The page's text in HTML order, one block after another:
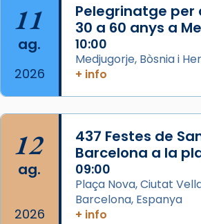
Aquest dilluns, 27 de juliol,
missa d’acció de gràcies en
comitè organitzador de la
del Sant Pare Lleó XIV a
col·laboradors, a la Catedral
L’arquebisbe de Barcelona,
Josep Omella, ha presidit la
concelebrat el bisbe auxiliar
Mons. David Abadías.
📸 Dr. G. Simón
Photo
11
ag.
2026
Pelegrinatge per
30 a 60 anys a
10:00
Medjugorje, Bòsnia i
+ info
12
ag.
2026
437 Festes de
Barcelona a la
09:00
Plaça Nova, Ciutat
Barcelona, Espanya
+ info